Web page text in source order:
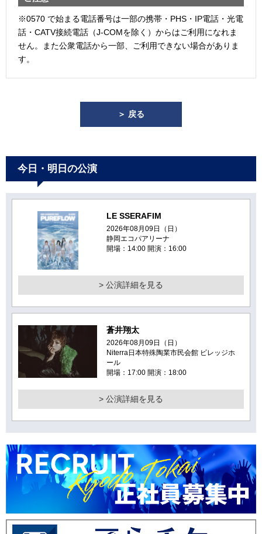
※0570 で始まる電話番号は一部の携帯・PHS・IP電話・光電
話・CATV接続電話（J-COMを除く）からはご利用になれま
せん。また公衆電話から一部、ご利用できない場合がありま
す。
＞ 戻る
今日・明日の公演
LE SSERAFIM
2026年08月09日（日）
静岡エコパアリーナ
開場：14:00 開演：16:00
> 公演詳細を見る
蒼井翔太
2026年08月09日（日）
Niterra日本特殊陶業市民会館 ビレッジホ
ール
開場：17:00 開演：18:00
> 公演詳細を見る